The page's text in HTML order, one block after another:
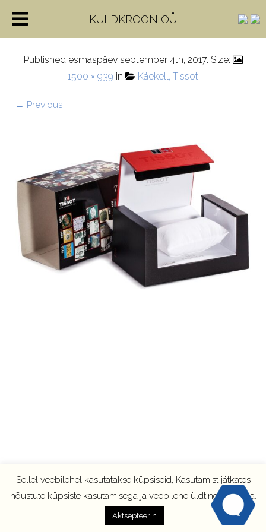
Tissot-Open-Box-35
Published esmaspäev september 4th, 2017. Size:
1500 × 939 in Käekell, Tissot
← Previous
Sellel veebilehel kasutatakse küpsiseid, Kasutamist jätkates
nõustute küpsiste kasutamisega ja veebilehe üldtingimustega.
Aktsepteerin
KULDKROON OÜ